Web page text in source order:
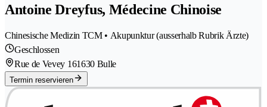
Antoine Dreyfus, Médecine Chinoise
Chinesische Medizin TCM • Akupunktur (ausserhalb Rubrik Ärzte)
Geschlossen
Rue de Vevey 161630 Bulle
Termin reservieren